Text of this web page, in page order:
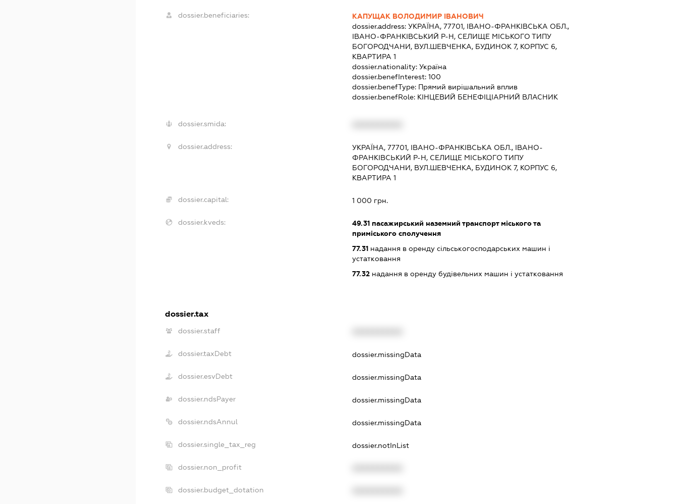
dossier.beneficiaries:
КАПУЩАК ВОЛОДИМИР ІВАНОВИЧ
dossier.address: УКРАЇНА, 77701, ІВАНО-ФРАНКІВСЬКА ОБЛ.,
ІВАНО-ФРАНКІВСЬКИЙ Р-Н, СЕЛИЩЕ МІСЬКОГО ТИПУ
БОГОРОДЧАНИ, ВУЛ.ШЕВЧЕНКА, БУДИНОК 7, КОРПУС 6,
КВАРТИРА 1
dossier.nationality: Україна
dossier.benefInterest: 100
dossier.benefType: Прямий вирішальний вплив
dossier.benefRole: КІНЦЕВИЙ БЕНЕФІЦІАРНИЙ ВЛАСНИК
dossier.smida:
dossier.address:
УКРАЇНА, 77701, ІВАНО-ФРАНКІВСЬКА ОБЛ., ІВАНО-
ФРАНКІВСЬКИЙ Р-Н, СЕЛИЩЕ МІСЬКОГО ТИПУ
БОГОРОДЧАНИ, ВУЛ.ШЕВЧЕНКА, БУДИНОК 7, КОРПУС 6,
КВАРТИРА 1
dossier.capital: 1 000 грн.
dossier.kveds: 49.31пасажирський наземний транспорт міського та
приміського сполучення
77.31надання в оренду сільськогосподарських машин і
устатковання
77.32надання в оренду будівельних машин і устатковання
dossier.tax
dossier.staff
dossier.taxDebt dossier.missingData
dossier.esvDebt dossier.missingData
dossier.ndsPayer dossier.missingData
dossier.ndsAnnul dossier.missingData
dossier.single_tax_reg dossier.notInList
dossier.non_profit
dossier.budget_dotation